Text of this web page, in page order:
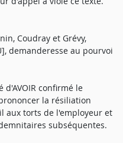
Coudray et Grévy,
demanderesse au pourvoi
confirmé le
la résiliation
aux torts de l'employeur et
subséquentes.